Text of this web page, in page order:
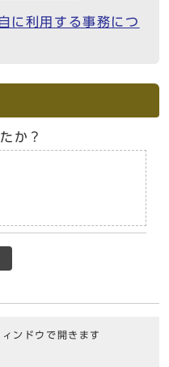
に利用する事務につ
か？
ンドウで開きます